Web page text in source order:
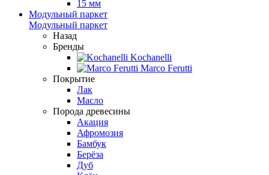
15 мм
Модульный паркет
Модульный паркет
Назад
Бренды
Kochanelli
Marco Ferutti
Покрытие
Лак
Масло
Порода древесины
Акация
Афромозия
Бамбук
Берёза
Дуб